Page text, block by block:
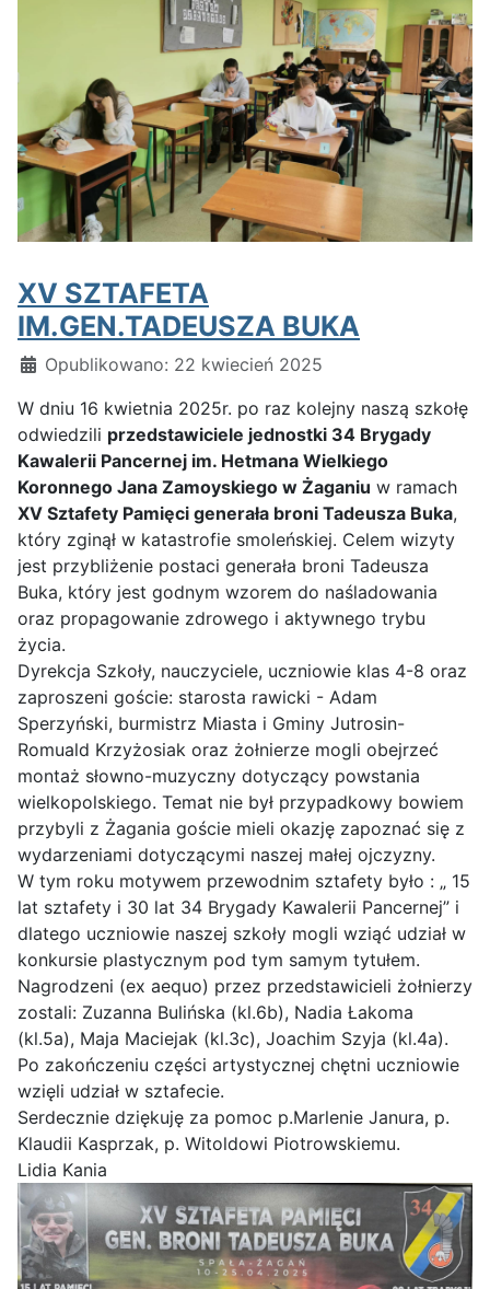
XV SZTAFETA
IM.GEN.TADEUSZA BUKA
Szczegóły
Opublikowano: 22 kwiecień 2025
W dniu 16 kwietnia 2025r. po raz kolejny naszą szkołę
odwiedzili przedstawiciele jednostki 34 Brygady
Kawalerii Pancernej im. Hetmana Wielkiego
Koronnego Jana Zamoyskiego w Żaganiu w ramach
XV Sztafety Pamięci generała broni Tadeusza Buka,
który zginął w katastrofie smoleńskiej. Celem wizyty
jest przybliżenie postaci generała broni Tadeusza
Buka, który jest godnym wzorem do naśladowania
oraz propagowanie zdrowego i aktywnego trybu
życia.
Dyrekcja Szkoły, nauczyciele, uczniowie klas 4-8 oraz
zaproszeni goście: starosta rawicki - Adam
Sperzyński, burmistrz Miasta i Gminy Jutrosin-
Romuald Krzyżosiak oraz żołnierze mogli obejrzeć
montaż słowno-muzyczny dotyczący powstania
wielkopolskiego. Temat nie był przypadkowy bowiem
przybyli z Żagania goście mieli okazję zapoznać się z
wydarzeniami dotyczącymi naszej małej ojczyzny.
W tym roku motywem przewodnim sztafety było : „ 15
lat sztafety i 30 lat 34 Brygady Kawalerii Pancernej” i
dlatego uczniowie naszej szkoły mogli wziąć udział w
konkursie plastycznym pod tym samym tytułem.
Nagrodzeni (ex aequo) przez przedstawicieli żołnierzy
zostali: Zuzanna Bulińska (kl.6b), Nadia Łakoma
(kl.5a), Maja Maciejak (kl.3c), Joachim Szyja (kl.4a).
Po zakończeniu części artystycznej chętni uczniowie
wzięli udział w sztafecie.
Serdecznie dziękuję za pomoc p.Marlenie Janura, p.
Klaudii Kasprzak, p. Witoldowi Piotrowskiemu.
Lidia Kania